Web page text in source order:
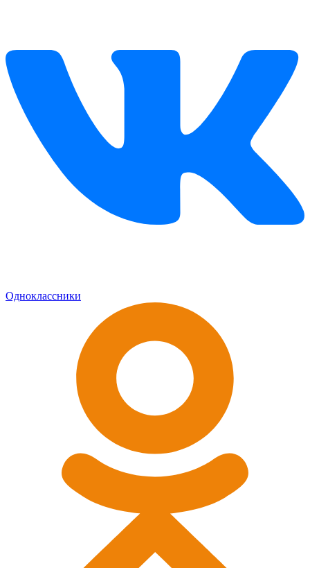
Одноклассники